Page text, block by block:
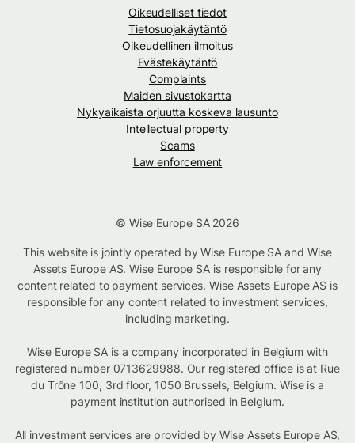
Oikeudelliset tiedot
Tietosuojakäytäntö
Oikeudellinen ilmoitus
Evästekäytäntö
Complaints
Maiden sivustokartta
Nykyaikaista orjuutta koskeva lausunto
Intellectual property
Scams
Law enforcement
© Wise Europe SA 2026
This website is jointly operated by Wise Europe SA and Wise
Assets Europe AS. Wise Europe SA is responsible for any
content related to payment services. Wise Assets Europe AS is
responsible for any content related to investment services,
including marketing.
Wise Europe SA is a company incorporated in Belgium with
registered number 0713629988. Our registered office is at Rue
du Trône 100, 3rd floor, 1050 Brussels, Belgium. Wise is a
payment institution authorised in Belgium.
All investment services are provided by Wise Assets Europe AS,